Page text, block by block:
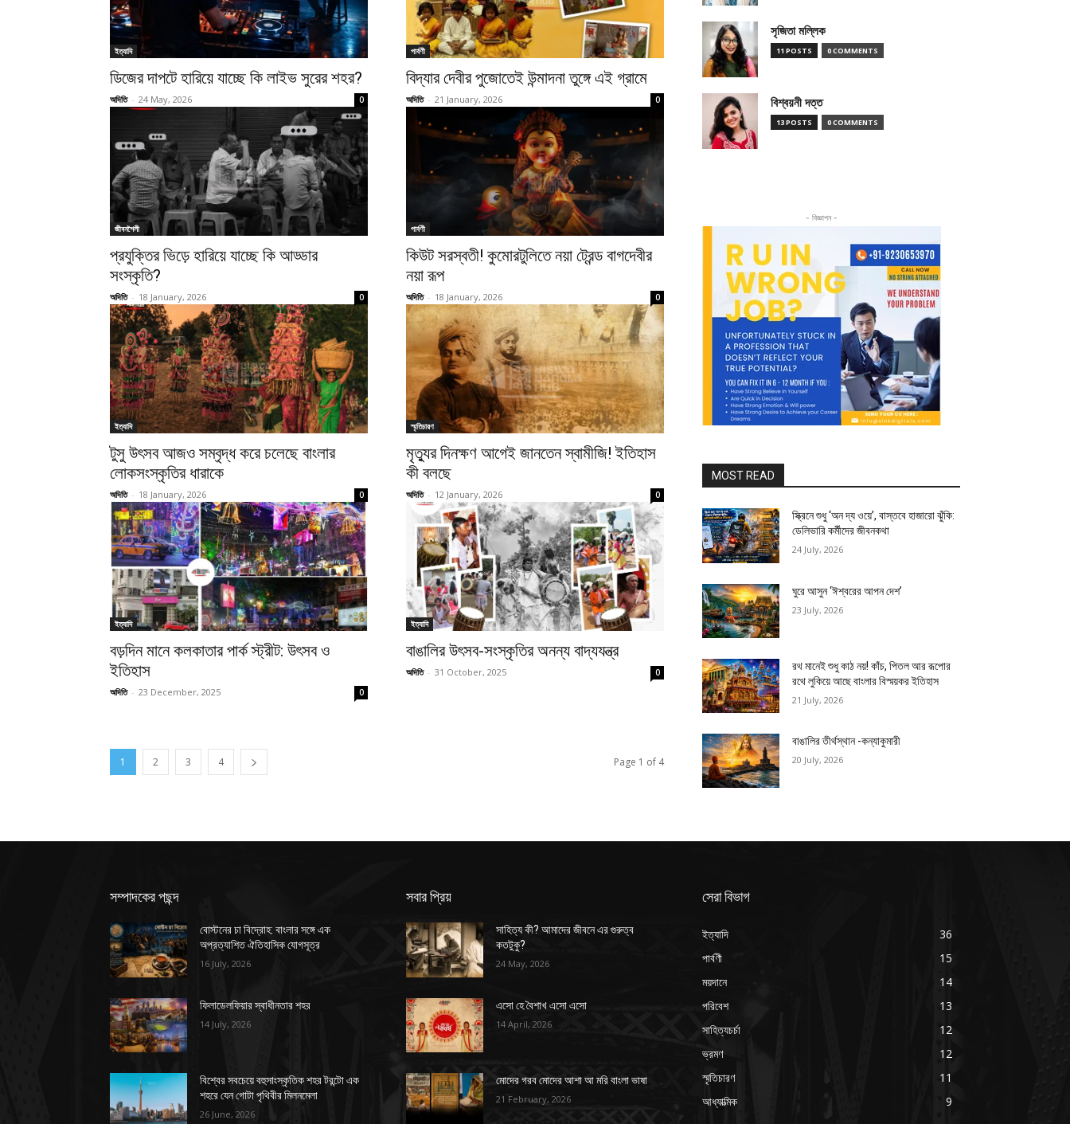
ইত্যাদি
ডিজের দাপটে হারিয়ে যাচ্ছে কি লাইভ সুরের শহর?
অদিতি - 24 May, 2026 0
পার্বণী
বিদ্যার দেবীর পুজোতেই উন্মাদনা তুঙ্গে এই গ্রামে
অদিতি - 21 January, 2026 0
জীবনশৈলী
প্রযুক্তির ভিড়ে হারিয়ে যাচ্ছে কি আড্ডার
সংস্কৃতি?
অদিতি - 18 January, 2026 0
পার্বণী
কিউট সরস্বতী! কুমোরটুলিতে নয়া ট্রেন্ড বাগদেবীর
নয়া রূপ
অদিতি - 18 January, 2026 0
ইত্যাদি
টুসু উৎসব আজও সম্বৃদ্ধ করে চলেছে বাংলার
লোকসংস্কৃতির ধারাকে
অদিতি - 18 January, 2026 0
স্মৃতিচারণ
মৃত্যুর দিনক্ষণ আগেই জানতেন স্বামীজি! ইতিহাস
কী বলছে
অদিতি - 12 January, 2026 0
ইত্যাদি
বড়দিন মানে কলকাতার পার্ক স্ট্রীট: উৎসব ও
ইতিহাস
অদিতি - 23 December, 2025 0
ইত্যাদি
বাঙালির উৎসব-সংস্কৃতির অনন্য বাদ্যযন্ত্র
অদিতি - 31 October, 2025 0
1 2 3 4 Page 1 of 4
সৃজিতা মল্লিক
11 POSTS 0 COMMENTS
বিশ্বয়নী দত্ত
13 POSTS 0 COMMENTS
- বিজ্ঞাপন -
MOST READ
স্ক্রিনে শুধু ‘অন দ্য ওয়ে’, বাস্তবে হাজারো ঝুঁকি:
ডেলিভারি কর্মীদের জীবনকথা
24 July, 2026
ঘুরে আসুন ‘ঈশ্বরের আপন দেশ’
23 July, 2026
রথ মানেই শুধু কাঠ নয়! কাঁচ, পিতল আর রূপোর
রথে লুকিয়ে আছে বাংলার বিস্ময়কর ইতিহাস
21 July, 2026
বাঙালির তীর্থস্থান -কন্যাকুমারী
20 July, 2026
সম্পাদকের পছন্দ
বোস্টনের চা বিদ্রোহ: বাংলার সঙ্গে এক
অপ্রত্যাশিত ঐতিহাসিক যোগসূত্র
16 July, 2026
ফিলাডেলফিয়ার স্বাধীনতার শহর
14 July, 2026
বিশ্বের সবচেয়ে বহুসাংস্কৃতিক শহর টরন্টো এক
শহরে যেন গোটা পৃথিবীর মিলনমেলা
26 June, 2026
সবার প্রিয়
সাহিত্য কী? আমাদের জীবনে এর গুরুত্ব
কতটুকু?
24 May, 2026
এসো হে বৈশাখ এসো এসো
14 April, 2026
মোদের গরব মোদের আশা আ মরি বাংলা ভাষা
21 February, 2026
সেরা বিভাগ
ইত্যাদি
36
পার্বণী
15
ময়দানে
14
পরিবেশ
13
সাহিত্যচর্চা
12
ভ্রমণ
12
স্মৃতিচারণ
11
আধ্যাত্মিক
9